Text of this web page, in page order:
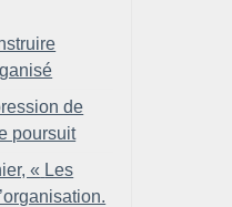
de
poursuit
« Les